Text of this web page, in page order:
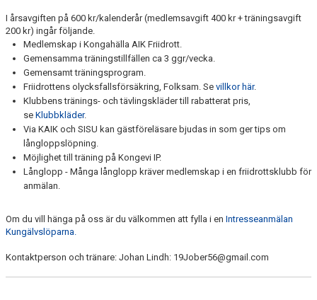
NYHETSARKIV
I årsavgiften på 600 kr/kalenderår (medlemsavgift 400 kr + träningsavgift
200 kr) ingår följande.
Medlemskap i Kongahälla AIK Friidrott.
Gemensamma träningstillfällen ca 3 ggr/vecka.
Gemensamt träningsprogram.
Friidrottens olycksfallsförsäkring, Folksam. Se villkor här.
Klubbens tränings- och tävlingskläder till rabatterat pris,
se Klubbkläder.
Via KAIK och SISU kan gästföreläsare bjudas in som ger tips om
långloppslöpning.
Möjlighet till träning på Kongevi IP.
Långlopp - Många långlopp kräver medlemskap i en friidrottsklubb för
anmälan.
Om du vill hänga på oss är du välkommen att fylla i en Intresseanmälan
Kungälvslöparna.
Kontaktperson och tränare: Johan Lindh: 19Jober56@gmail.com